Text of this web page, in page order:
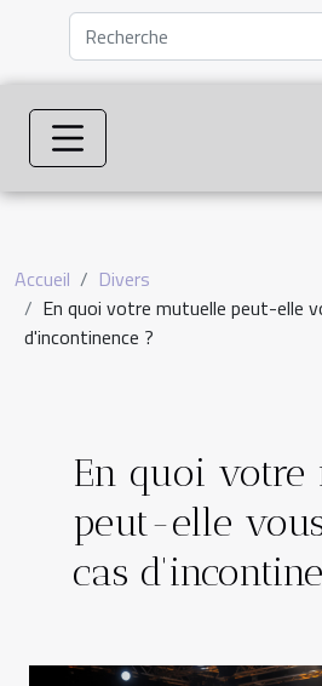
Accueil
Divers
En quoi votre mutuelle peut-elle
d'incontinence ?
En quoi votre
peut-elle
cas